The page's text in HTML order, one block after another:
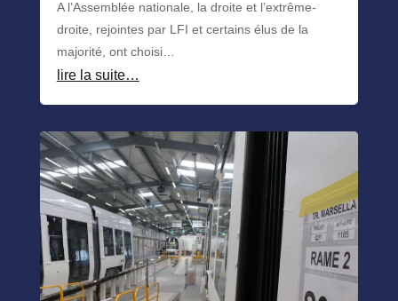
A l’Assemblée nationale, la droite et l’extrême-
droite, rejointes par LFI et certains élus de la
majorité, ont choisi…
lire la suite…